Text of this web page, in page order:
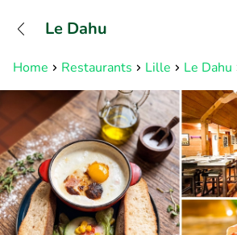
Home Restaurants Lille Le Dahu
Le Dahu